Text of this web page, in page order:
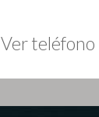
Ver teléfono